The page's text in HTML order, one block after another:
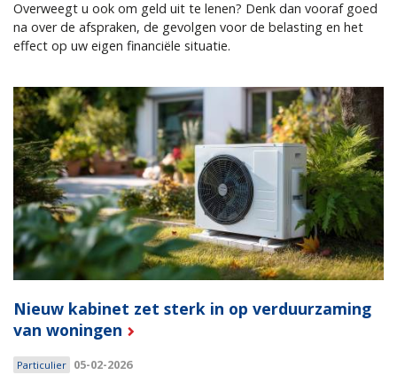
Overweegt u ook om geld uit te lenen? Denk dan vooraf goed
na over de afspraken, de gevolgen voor de belasting en het
effect op uw eigen financiële situatie.
Nieuw kabinet zet sterk in op verduurzaming
van woningen
Particulier 05-02-2026